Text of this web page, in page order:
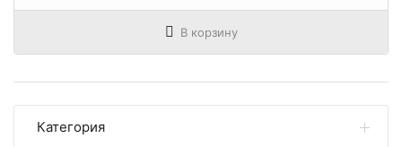
В корзину
Категория